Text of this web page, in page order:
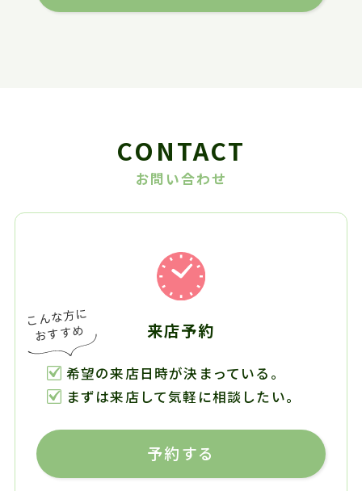
CONTACT
お問い合わせ
来店予約
希望の来店日時が決まっている。
まずは来店して気軽に相談したい。
予約する